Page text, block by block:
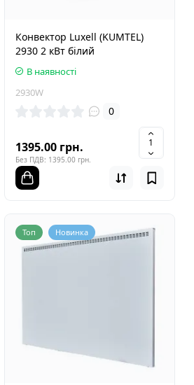
Конвектор Luxell (KUMTEL)
2930 2 кВт білий
В наявності
2930W
0
1395.00 грн.
Без ПДВ: 1395.00 грн.
Топ Новинка